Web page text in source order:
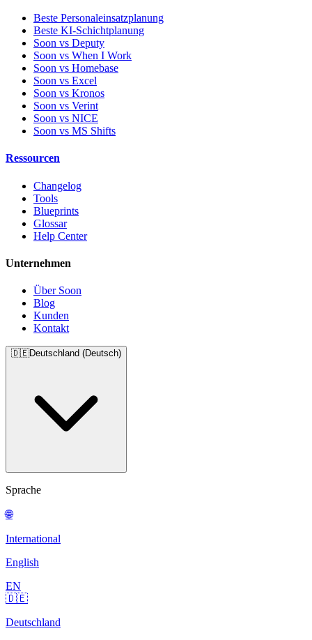
Beste Personaleinsatzplanung
Beste KI-Schichtplanung
Soon vs Deputy
Soon vs When I Work
Soon vs Homebase
Soon vs Excel
Soon vs Kronos
Soon vs Verint
Soon vs NICE
Soon vs MS Shifts
Ressourcen
Changelog
Tools
Blueprints
Glossar
Help Center
Unternehmen
Über Soon
Blog
Kunden
Kontakt
🇩🇪Deutschland (Deutsch)
Sprache
🌐
International
English
EN
🇩🇪
Deutschland